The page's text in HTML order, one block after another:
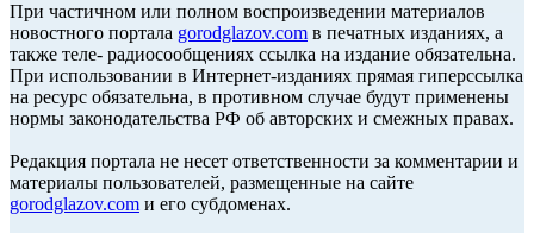
При частичном или полном воспроизведении материалов
новостного портала gorodglazov.com в печатных изданиях, а
также теле- радиосообщениях ссылка на издание обязательна.
При использовании в Интернет-изданиях прямая гиперссылка
на ресурс обязательна, в противном случае будут применены
нормы законодательства РФ об авторских и смежных правах.
Редакция портала не несет ответственности за комментарии и
материалы пользователей, размещенные на сайте
gorodglazov.com и его субдоменах.